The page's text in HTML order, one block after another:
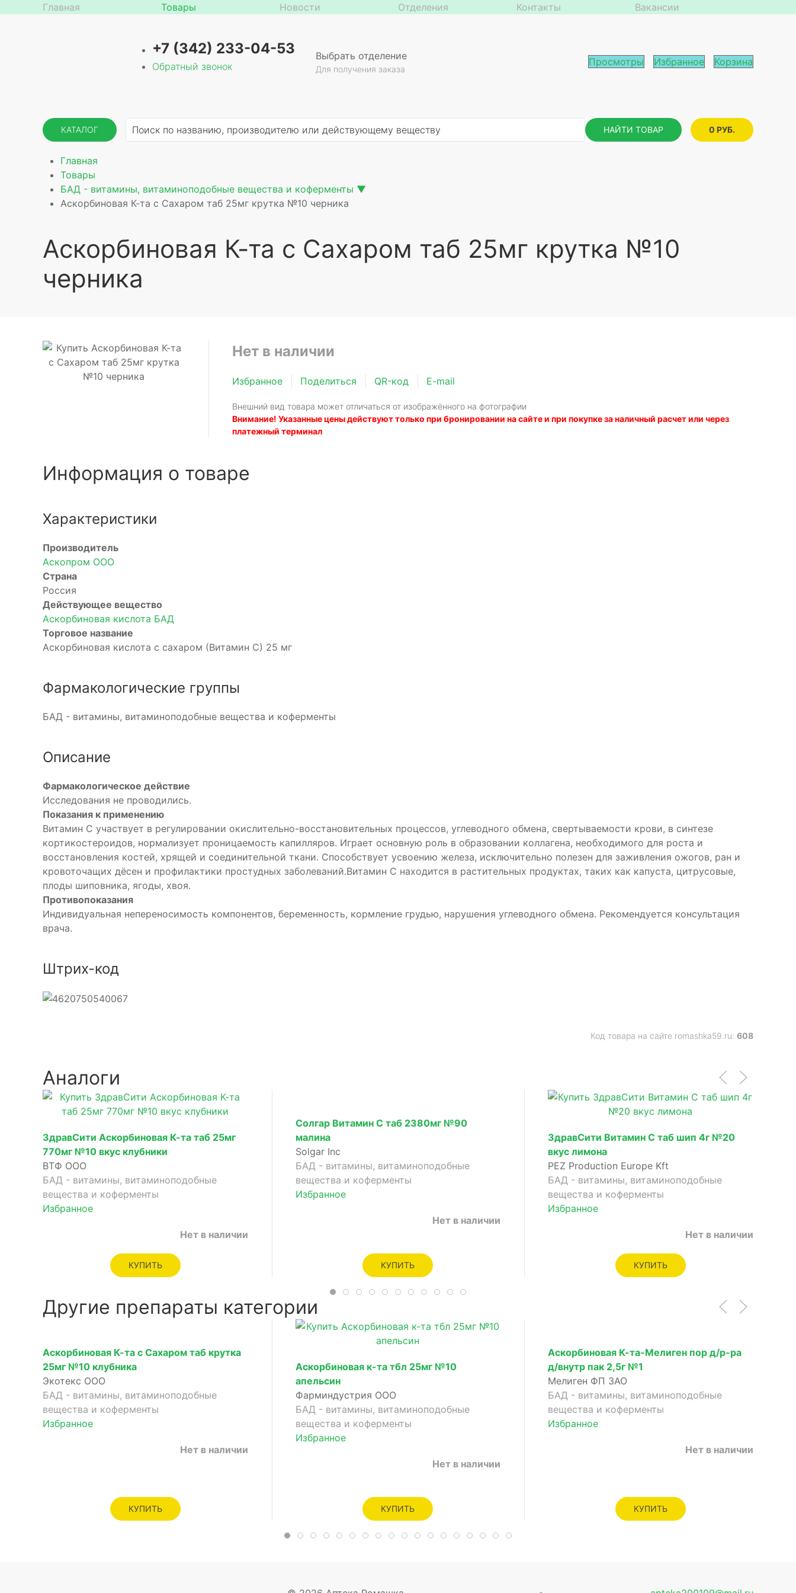
Главная Товары Новости Отделения Контакты Вакансии
+7 (342) 233-04-53
Обратный звонок
Выбрать отделение
Для получения заказа
Просмотры Избранное Корзина
КАТАЛОГ НАЙТИ ТОВАР 0 РУБ.
Главная
Товары
БАД - витамины, витаминоподобные вещества и коферменты ▼
Аскорбиновая К-та с Сахаром таб 25мг крутка №10 черника
Аскорбиновая К-та с Сахаром таб 25мг крутка №10
черника
Нет в наличии
Избранное Поделиться QR-код E-mail
Внешний вид товара может отличаться от изображённого на фотографии
Внимание! Указанные цены действуют только при бронировании на сайте и при покупке за наличный расчет или через
платежный терминал
Информация о товаре
Характеристики
Производитель
Аскопром ООО
Страна
Россия
Действующее вещество
Аскорбиновая кислота БАД
Торговое название
Аскорбиновая кислота с сахаром (Витамин С) 25 мг
Фармакологические группы
БАД - витамины, витаминоподобные вещества и коферменты
Описание
Фармакологическое действие
Исследования не проводились.
Показания к применению
Витамин С участвует в регулировании окислительно-восстановительных процессов, углеводного обмена, свертываемости крови, в синтезе
кортикостероидов, нормализует проницаемость капилляров. Играет основную роль в образовании коллагена, необходимого для роста и
восстановления костей, хрящей и соединительной ткани. Способствует усвоению железа, исключительно полезен для заживления ожогов, ран и
кровоточащих дёсен и профилактики простудных заболеваний.Витамин С находится в растительных продуктах, таких как капуста, цитрусовые,
плоды шиповника, ягоды, хвоя.
Противопоказания
Индивидуальная непереносимость компонентов, беременность, кормление грудью, нарушения углеводного обмена. Рекомендуется консультация
врача.
Штрих-код
Код товара на сайте romashka59.ru: 608
Аналоги
ЗдравСити Аскорбиновая К-та таб 25мг
770мг №10 вкус клубники
ВТФ ООО
БАД - витамины, витаминоподобные
вещества и коферменты
Избранное
Нет в наличии
КУПИТЬ
Солгар Витамин С таб 2380мг №90
малина
Solgar Inc
БАД - витамины, витаминоподобные
вещества и коферменты
Избранное
Нет в наличии
КУПИТЬ
ЗдравСити Витамин C таб шип 4г №20
вкус лимона
PEZ Production Europe Kft
БАД - витамины, витаминоподобные
вещества и коферменты
Избранное
Нет в наличии
КУПИТЬ
Другие препараты категории
Аскорбиновая К-та с Сахаром таб крутка
25мг №10 клубника
Экотекс ООО
БАД - витамины, витаминоподобные
вещества и коферменты
Избранное
Нет в наличии
КУПИТЬ
Аскорбиновая к-та тбл 25мг №10
апельсин
Фарминдустрия ООО
БАД - витамины, витаминоподобные
вещества и коферменты
Избранное
Нет в наличии
КУПИТЬ
Аскорбиновая К-та-Мелиген пор д/р-ра
д/внутр пак 2,5г №1
Мелиген ФП ЗАО
БАД - витамины, витаминоподобные
вещества и коферменты
Избранное
Нет в наличии
КУПИТЬ